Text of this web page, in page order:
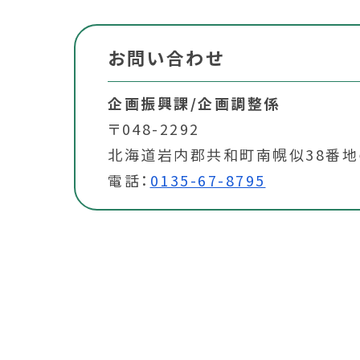
お問い合わせ
企画振興課/企画調整係
〒048-2292
北海道岩内郡共和町南幌似38番
電話： 0135-67-8795